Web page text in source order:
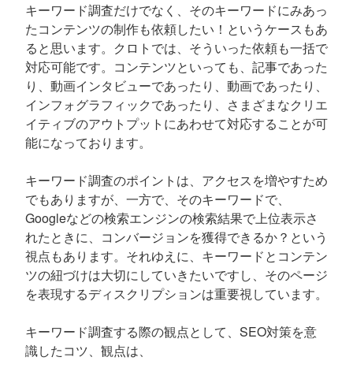
キーワード調査だけでなく、そのキーワードにみあっ
たコンテンツの制作も依頼したい！というケースもあ
ると思います。クロトでは、そういった依頼も一括で
対応可能です。コンテンツといっても、記事であった
り、動画インタビューであったり、動画であったり、
インフォグラフィックであったり、さまざまなクリエ
イティブのアウトプットにあわせて対応することが可
能になっております。
キーワード調査のポイントは、アクセスを増やすため
でもありますが、一方で、そのキーワードで、
Googleなどの検索エンジンの検索結果で上位表示さ
れたときに、コンバージョンを獲得できるか？という
視点もあります。それゆえに、キーワードとコンテン
ツの紐づけは大切にしていきたいですし、そのページ
を表現するディスクリプションは重要視しています。
キーワード調査する際の観点として、SEO対策を意
識したコツ、観点は、